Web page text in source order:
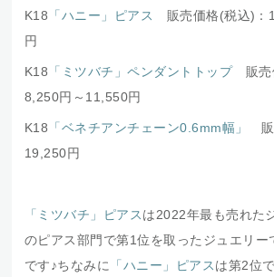
K18 「ハニー」ピアス
販売価格(税込)：
円
K18 「ミツバチ」ペンダントトップ販売
8,250円～11,550円
K18 「ベネチアンチェーン0.6mm幅」
販
19,250円
「ミツバチ」ピアスは2022年最も売れた
のピアス部門で第1位を取ったジュエリー
です♪ちなみに
「ハニー」ピアスは第2位